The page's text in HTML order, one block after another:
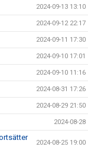
2024-09-13 13:10
2024-09-12 22:17
2024-09-11 17:30
2024-09-10 17:01
2024-09-10 11:16
2024-08-31 17:26
2024-08-29 21:50
2024-08-28
2024-08-25 19:00